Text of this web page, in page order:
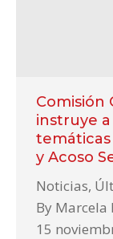
Comisión
instruye
temáticas
y Acoso
Noticias,
By Marcela
15